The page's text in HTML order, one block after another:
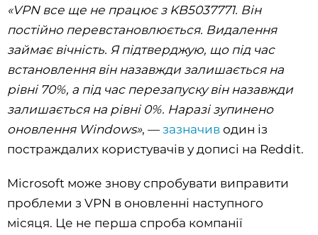
«VPN все ще не працює з KB5037771. Він
постійно перевстановлюється. Видалення
займає вічність. Я підтверджую, що під час
встановлення він назавжди залишається на
рівні 70%, а під час перезапуску він назавжди
залишається на рівні 0%. Наразі зупинено
оновлення Windows», — зазначив один із
постраждалих користувачів у дописі на Reddit.
Microsoft може знову спробувати виправити
проблеми з VPN в оновленні наступного
місяця. Це не перша спроба компанії